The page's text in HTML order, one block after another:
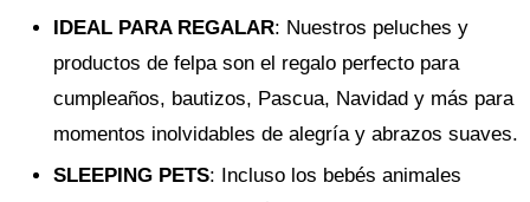
IDEAL PARA REGALAR: Nuestros peluches y
productos de felpa son el regalo perfecto para
cumpleaños, bautizos, Pascua, Navidad y más para
momentos inolvidables de alegría y abrazos suaves.
SLEEPING PETS: Incluso los bebés animales